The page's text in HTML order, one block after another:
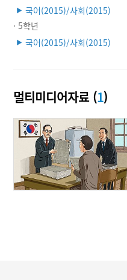
▶ 국어(2015)/사회(2015)
· 5학년
▶ 국어(2015)/사회(2015)
멀티미디어자료 (1)